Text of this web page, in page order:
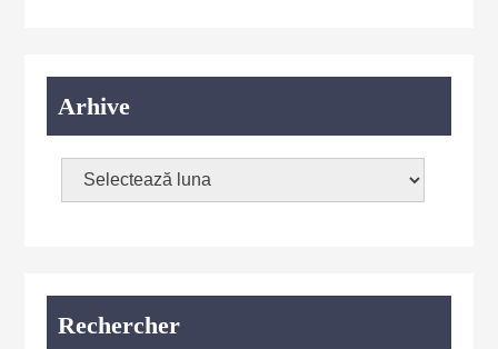
Arhive
Rechercher